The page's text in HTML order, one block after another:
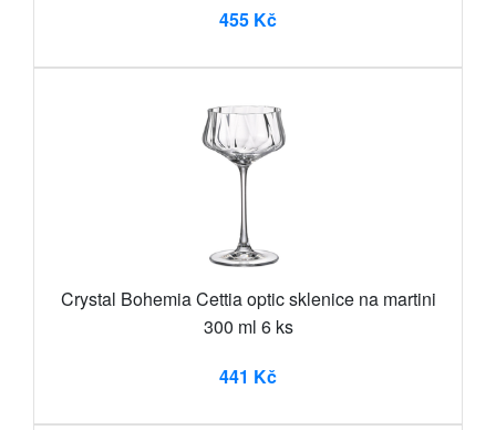
455 Kč
Crystal Bohemia Cettia optic sklenice na martini
300 ml 6 ks
441 Kč